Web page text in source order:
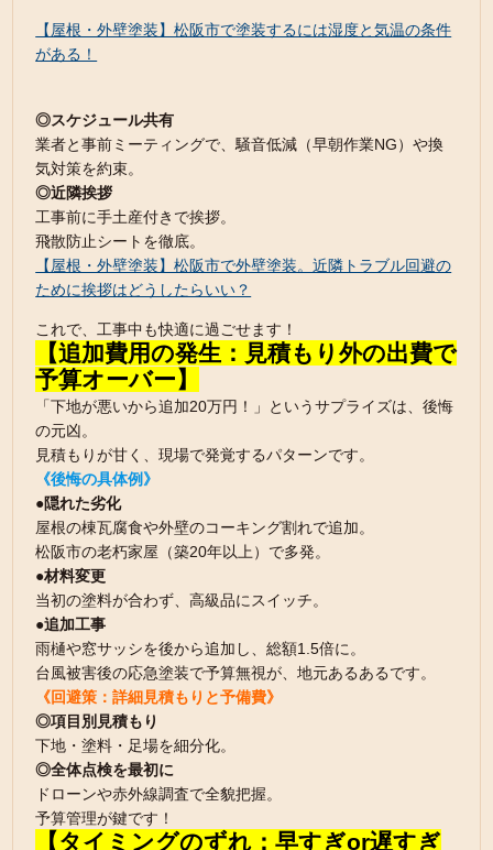
【屋根・外壁塗装】松阪市で塗装するには湿度と気温の条件
がある！
◎スケジュール共有
業者と事前ミーティングで、騒音低減（早朝作業NG）や換
気対策を約束。
◎近隣挨拶
工事前に手土産付きで挨拶。
飛散防止シートを徹底。
【屋根・外壁塗装】松阪市で外壁塗装。近隣トラブル回避の
ために挨拶はどうしたらいい？
これで、工事中も快適に過ごせます！
【追加費用の発生：見積もり外の出費で
予算オーバー】
「下地が悪いから追加20万円！」というサプライズは、後悔
の元凶。
見積もりが甘く、現場で発覚するパターンです。
《後悔の具体例》
●隠れた劣化
屋根の棟瓦腐食や外壁のコーキング割れで追加。
松阪市の老朽家屋（築20年以上）で多発。
●材料変更
当初の塗料が合わず、高級品にスイッチ。
●追加工事
雨樋や窓サッシを後から追加し、総額1.5倍に。
台風被害後の応急塗装で予算無視が、地元あるあるです。
《回避策：詳細見積もりと予備費》
◎項目別見積もり
下地・塗料・足場を細分化。
◎全体点検を最初に
ドローンや赤外線調査で全貌把握。
予算管理が鍵です！
【タイミングのずれ：早すぎor遅すぎ